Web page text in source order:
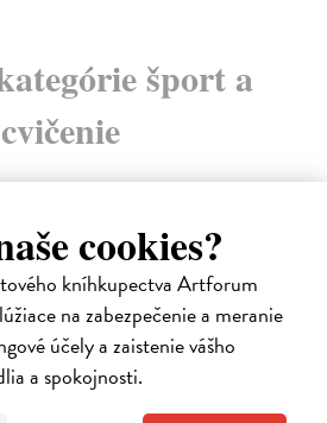
cookies?
kníhkupectva Artforum
na zabezpečenie a meranie
účely a zaistenie vášho
a spokojnosti.
šport a
cvičenie